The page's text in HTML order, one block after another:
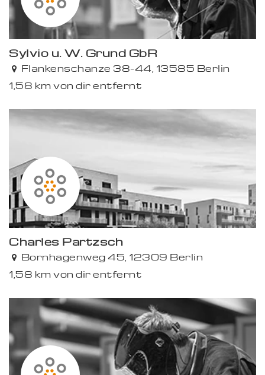
Sylvio u. W. Grund GbR
Flankenschanze 38-44, 13585 Berlin
1,58 km von dir entfernt
Charles Partzsch
Bornhagenweg 45, 12309 Berlin
1,58 km von dir entfernt